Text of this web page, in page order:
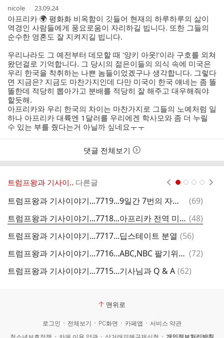
작
성
자
nicole
작
성
시
간
23.09.24
아프리카 🌍 평화화 비옥함이 깃들어 현재의 하루하루의 삶이
역경인 사람들에게 풍요로움이 자리하길 빕니다. 또한 그들의
순수한 영혼도 잘 지켜지길 빕니다.
우리나라도 그 예전부터 데모할 때 '양키 아웃!'이라 구호를 외쳐
왔던걸로 기억합니다. 그 당시의 젊은이들의 의식 속에 미국은
우리 한국을 착취하는 나쁜 놈들이었겠구나 생각합니다. 그렇다
면 지금은? 지금도 마찬가지인데 다만 미국이 한국 얘네는 좀 똘
똘한데 적당히 뽑아가고 분배를 적당히 잘 해주고 대우해줘야
할듯해.
아프리카와 우리 한국의 차이는 마찬가지로 그들의 노예처럼 일
하나 아프리카 대륙엔 1달러를 우리에겐 학사모와 좀 더 누릴
수 있는 부를 줬다는거 아닐까 싶네요ㅜㅜ
댓글 전체보기
트럼프왕과 기사이.. 다른글
트럼프왕과 기사이야기...7719...9일간 7번의 자연재해
댓
(69)
트럼프왕과 기사이야기...7718...아프리카 전역 미국업체 모두 추방중 댓
글
(48)
트럼프왕과 기사이야기...7717...딥스테이트 분열 댓
(56)
트럼프왕과 기사이야기...7716...ABC,NBC 팔기위해 부동산에 올라... 댓
(72)
트럼프왕과 기사이야기...7715...기사님과 Q & A 댓
(62)
맨위로
로그인 전체보기 PC화면 카페앱
서비스 약관